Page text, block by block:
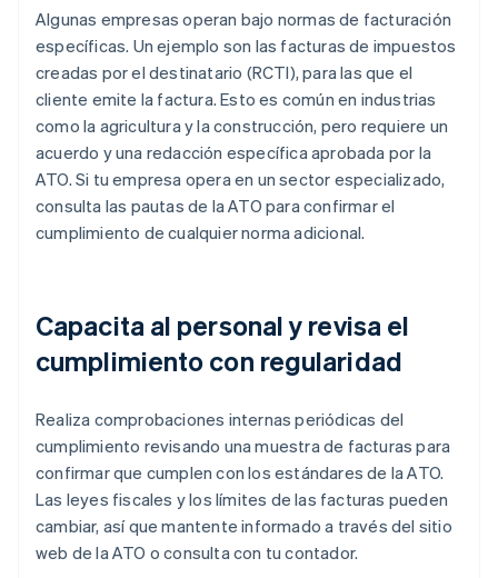
Algunas empresas operan bajo normas de facturación
específicas. Un ejemplo son las facturas de impuestos
creadas por el destinatario (RCTI), para las que el
cliente emite la factura. Esto es común en industrias
como la agricultura y la construcción, pero requiere un
acuerdo y una redacción específica aprobada por la
ATO. Si tu empresa opera en un sector especializado,
consulta las pautas de la ATO para confirmar el
cumplimiento de cualquier norma adicional.
Capacita al personal y revisa el
cumplimiento con regularidad
Realiza comprobaciones internas periódicas del
cumplimiento revisando una muestra de facturas para
confirmar que cumplen con los estándares de la ATO.
Las leyes fiscales y los límites de las facturas pueden
cambiar, así que mantente informado a través del sitio
web de la ATO o consulta con tu contador.